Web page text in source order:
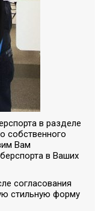
в разделе
собственного
Вам
в Ваших
согласования
стильную форму